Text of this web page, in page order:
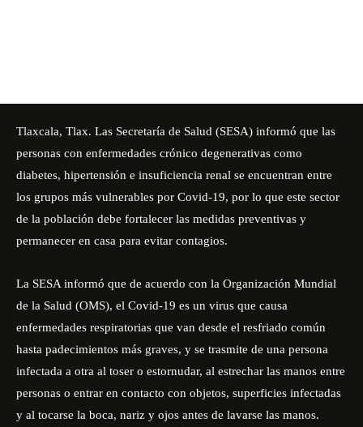
Tlaxcala, Tlax. Las Secretaría de Salud (SESA) informó que las
personas con enfermedades crónico degenerativas como
diabetes, hipertensión e insuficiencia renal se encuentran entre
los grupos más vulnerables por Covid-19, por lo que este sector
de la población debe fortalecer las medidas preventivas y
permanecer en casa para evitar contagios.
La SESA informó que de acuerdo con la Organización Mundial
de la Salud (OMS), el Covid-19 es un virus que causa
enfermedades respiratorias que van desde el resfriado común
hasta padecimientos más graves, y se trasmite de una persona
infectada a otra al toser o estornudar, al estrechar las manos entre
personas o entrar en contacto con objetos, superficies infectadas
y al tocarse la boca, nariz y ojos antes de lavarse las manos.